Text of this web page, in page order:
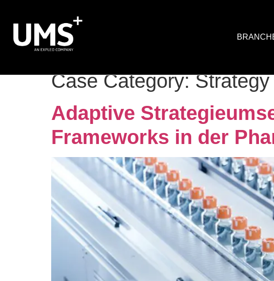
Case Category:
Adaptive
Frameworks in der